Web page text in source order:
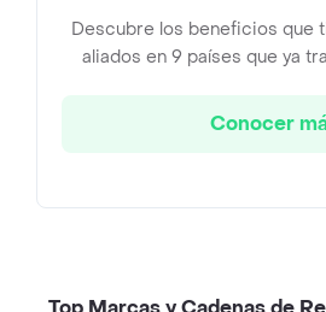
Descubre los beneficios que
aliados en 9 países que ya
Conocer